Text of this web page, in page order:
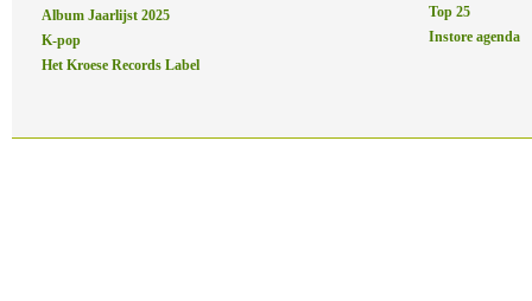
Album Jaarlijst 2025
K-pop
Het Kroese Records Label
Top 25
Instore agenda